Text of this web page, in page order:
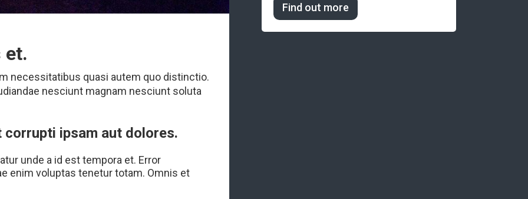
et.
necessitatibus quasi autem quo distinctio.
nesciunt magnam nesciunt soluta
ipsam aut dolores.
unde a id est tempora et. Error
enim voluptas tenetur totam. Omnis et
Find out more